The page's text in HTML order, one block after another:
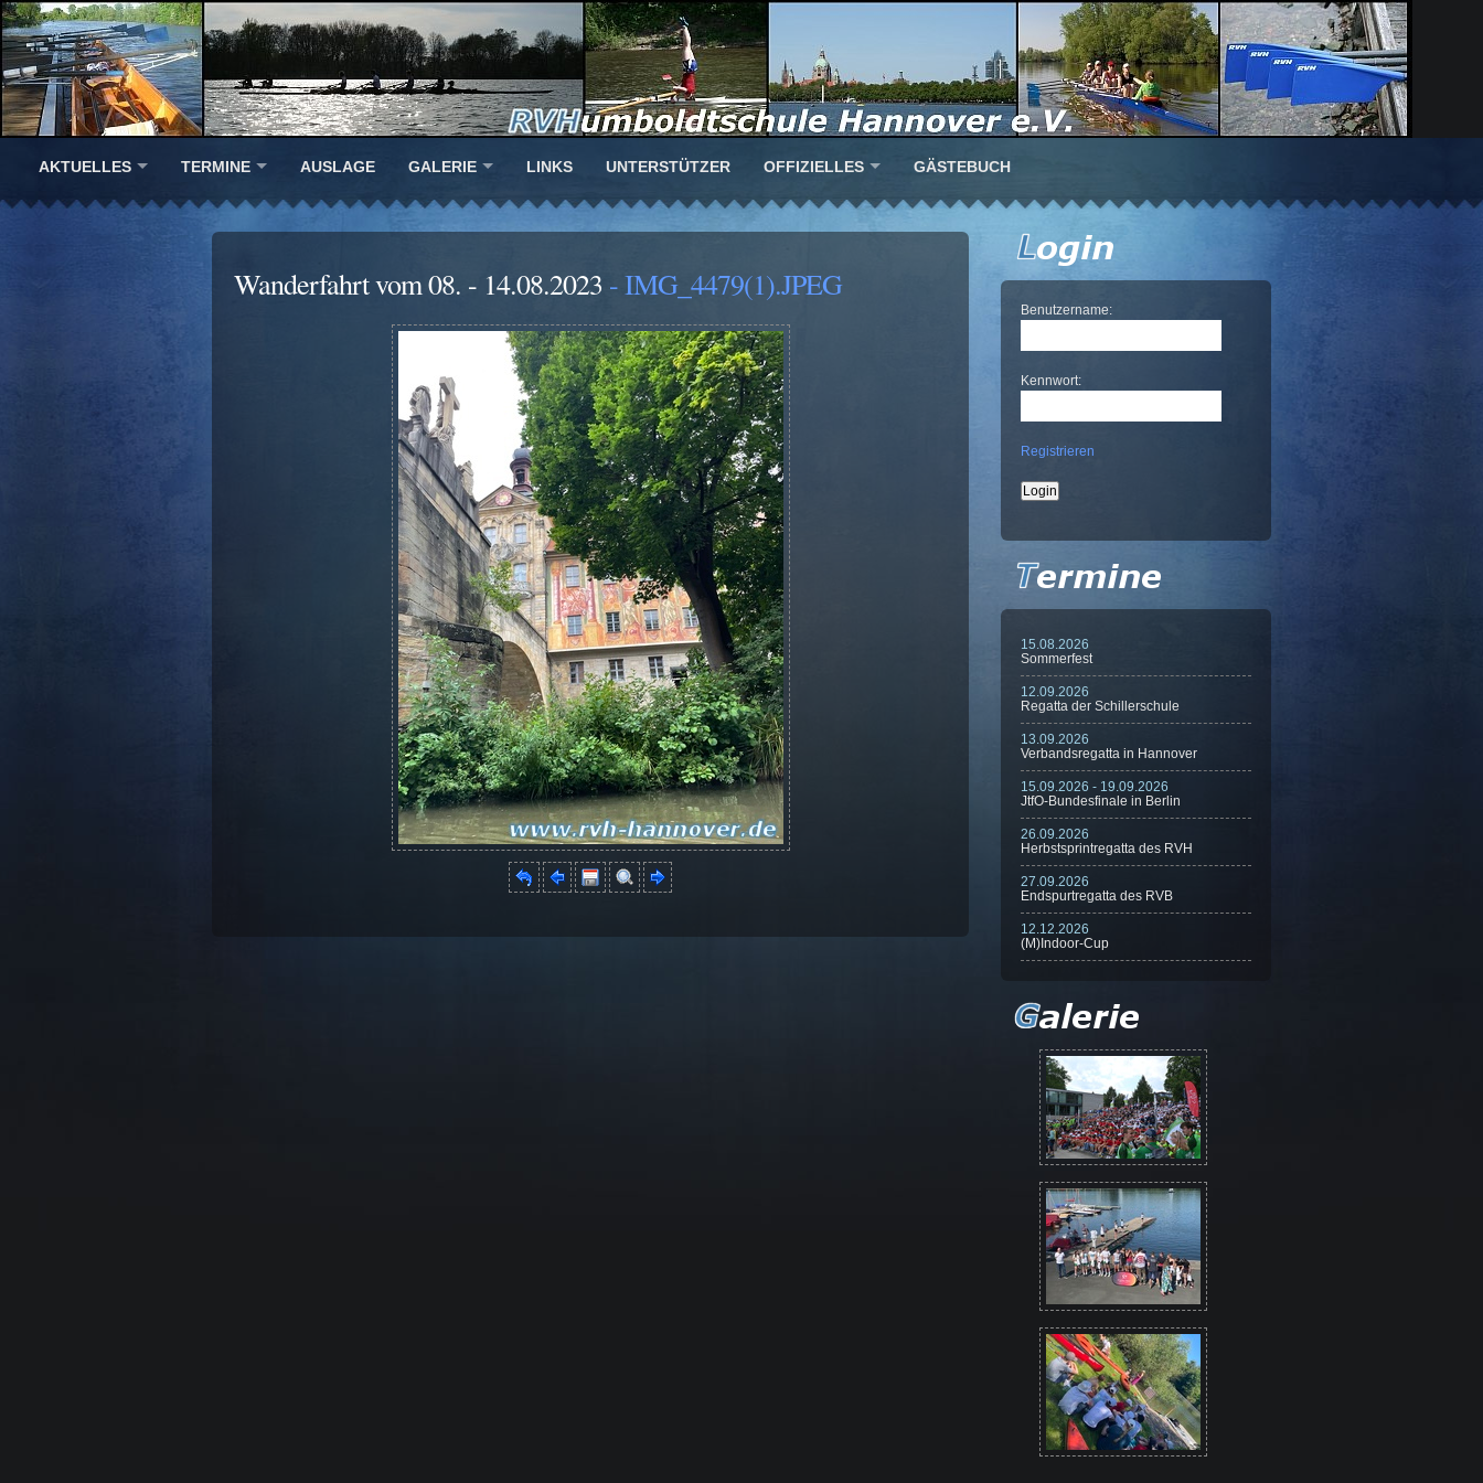
AKTUELLES TERMINE AUSLAGE GALERIE LINKS UNTERSTÜTZER OFFIZIELLES GÄSTEBUCH
Wanderfahrt vom 08. - 14.08.2023 - IMG_4479(1).JPEG
Benutzername:
Kennwort:
Registrieren
15.08.2026
Sommerfest
12.09.2026
Regatta der Schillerschule
13.09.2026
Verbandsregatta in Hannover
15.09.2026 - 19.09.2026
JtfO-Bundesfinale in Berlin
26.09.2026
Herbstsprintregatta des RVH
27.09.2026
Endspurtregatta des RVB
12.12.2026
(M)Indoor-Cup